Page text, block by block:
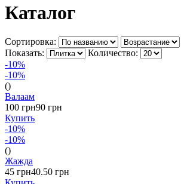
Каталог
Сортировка:
Показать:
Количество:
-10%
-10%
()
Валаам
100 грн90 грн
Купить
-10%
-10%
()
Жажда
45 грн40.50 грн